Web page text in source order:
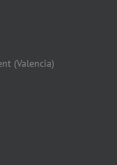
(Valencia)